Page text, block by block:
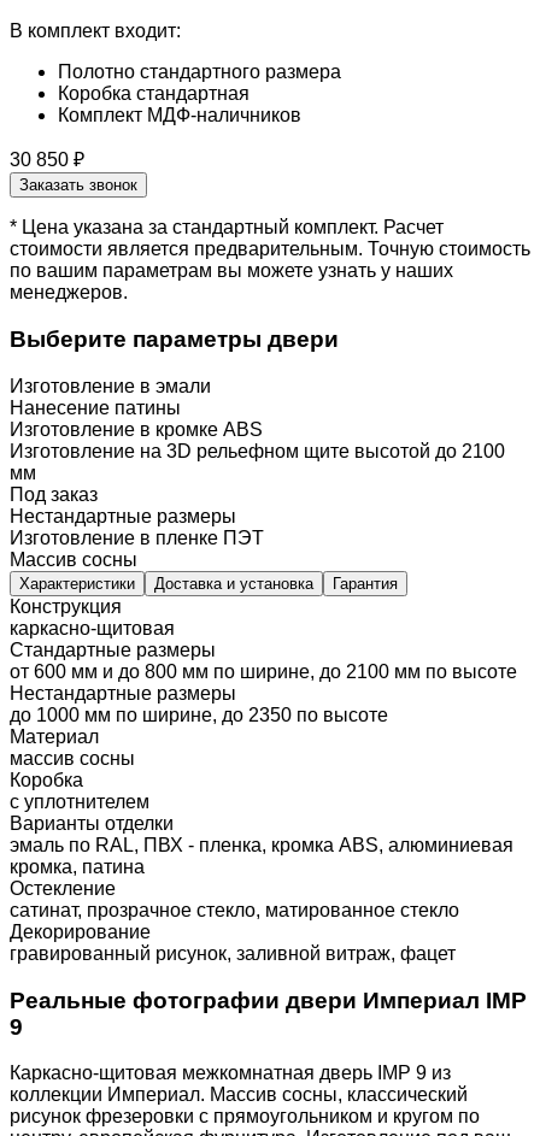
В комплект входит:
Полотно стандартного размера
Коробка стандартная
Комплект МДФ-наличников
30 850 ₽
Заказать звонок
* Цена указана за стандартный комплект. Расчет
стоимости является предварительным. Точную стоимость
по вашим параметрам вы можете узнать у наших
менеджеров.
Выберите параметры двери
Изготовление в эмали
Нанесение патины
Изготовление в кромке ABS
Изготовление на 3D рельефном щите высотой до 2100
мм
Под заказ
Нестандартные размеры
Изготовление в пленке ПЭТ
Массив сосны
Характеристики Доставка и установка Гарантия
Конструкция
каркасно-щитовая
Стандартные размеры
от 600 мм и до 800 мм по ширине, до 2100 мм по высоте
Нестандартные размеры
до 1000 мм по ширине, до 2350 по высоте
Материал
массив сосны
Коробка
с уплотнителем
Варианты отделки
эмаль по RAL, ПВХ - пленка, кромка ABS, алюминиевая
кромка, патина
Остекление
сатинат, прозрачное стекло, матированное стекло
Декорирование
гравированный рисунок, заливной витраж, фацет
Реальные фотографии двери Империал IMP
9
Каркасно-щитовая межкомнатная дверь IMP 9 из
коллекции Империал. Массив сосны, классический
рисунок фрезеровки с прямоугольником и кругом по